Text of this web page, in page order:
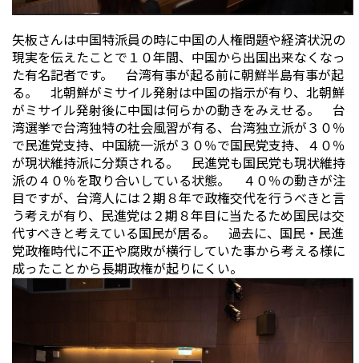
矢板さんは中国特派員の時に中国の人権問題や経済状況の
現実を伝えたことで１０年間、中国から出国出来なくなっ
た有名記者です。 台湾有事が起る前に朝鮮半島有事が起
る。 北朝鮮がミサイル発射は中国の指示が有り、北朝鮮
がミサイル発射後に中国は何らかの動きをみえせる。 台
湾選挙で台湾独特の社会風習が有る、台湾独立派が３０％
で民進党支持、中国統一派が３０％で国民党支持、４０％
が現状維持派に分類される。 民進党も国民党も現状維持
派の４０％を取り合いしている状態。 ４０％の動きが注
目ですが、台湾人には２期８年で政権交代を行うべきと言
う考えが有り、民進党は２期８年目に当たるため国民は交
代すべきと考えている国民が居る。 過去に、国民・民進
党政権時代に不正や腐敗が横行していた事から考える様に
成ったことから長期政権が起りにくい。